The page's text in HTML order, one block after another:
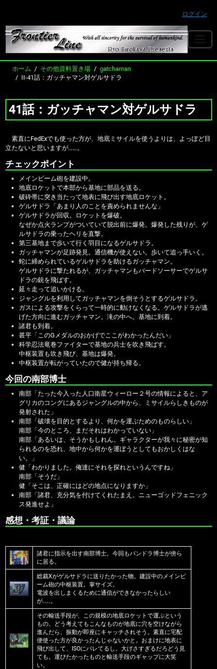
ログイン
ホーム その他資料置き場
gatchaman
II-41話：ガッチャマン対ゲルサドラ
41話：ガッチャマン対ゲルサドラ
素直にFedExでも使った方が、地底ミサイルを使うよりは、よっぽど目
立たないと思いますが……。
チェックポイント
メインビーム砲を建設中。
地底ロケットで本部から基地に部品を送る。
破砕帯に突き当たって地表に飛び出す地底ロケット。
ゲルサドラ「あまり人のことを責められませんな」
ゲルサドラが回収。ロケットを爆破。
なぜか点火ランプがついていて脱出前に爆発。爆発した残りが、ゲ
ルサドラの乗ったヘリを直撃。
第三基地まで歩いて行く羽目になるゲルサドラ。
ガッチャマンが足跡発見。通信機が使えない。歩いて追っ手いく。
蛇に締められているゲルサドラを助けるガッチャマン。
ゲルサドラに撃たれるが、ガッチャマンもバードソーサーでゲルサ
ドラの銃を飛ばす。
延々走って追いかける。
ジャングルを利用してガッチャマンを倒そうとするゲルサドラ。
ガスによる攻撃をくらって一時的に動けなくなる。ゲルサドラが逃
げた方向に進むガッチャマン。滝の中へ。基地に到着。
諸君も到着。
甚平「このGメダルのおかげでここがわかったんだい」
科学忍法竜巻ファイターで基地の兵士を吹き飛ばす。
中枢装置も吹き飛び、基地は爆発。
中枢装置が転がっていたので健が持ち帰る。
今回の南部博士
南部「たった今入った人口衛星ウィーロー２号の情報によると、ア
グリカのコングにあるジャングルの中から、ミサイルらしきものが
発射された」
南部「破壊を目的とするより、何かを運ぶためのものらしい」
南部「今のところ、まだそれはわかっていない」
南部「あるいは、そうかもしれん。ギャラクターが我々に秘密が知
られるのを恐れ、地中から何かを運ぼうとしてもおかしくはな
い。」
健「わかりました。俺達にそれを探れというんですね」
南部「そうだ」
健「そこは、正確にはどの地点になりますか」
南部「諸君、充分気を付けてくれたまえ。ニューゴッドフェニック
ス発進せよ」
感想・考証・議論
諸君に指示を出す南部博士。今回もパンドラ博士が傍ら
に居る。
総裁Xがゲルサドラに送りたかった物。建設中のメインビ
ーム砲の中枢装置。掌サイズ。
電波を出しまくるために通信ができなかったらしい
が……。
その輸送手段が、この規模の地底ロケットで運ぶという
もの。どう考えてもこんなものが地底に穴を空けながら
進んだら、振動が即座にキャッチされそう。素直に宅配
便使った方が良かったんじゃないかと。おまけに地表に
飛び出して、ISOにバレてるし。大げさすぎるだろどう見
ても。運びたかったものと輸送手段のギャップに大笑
い。